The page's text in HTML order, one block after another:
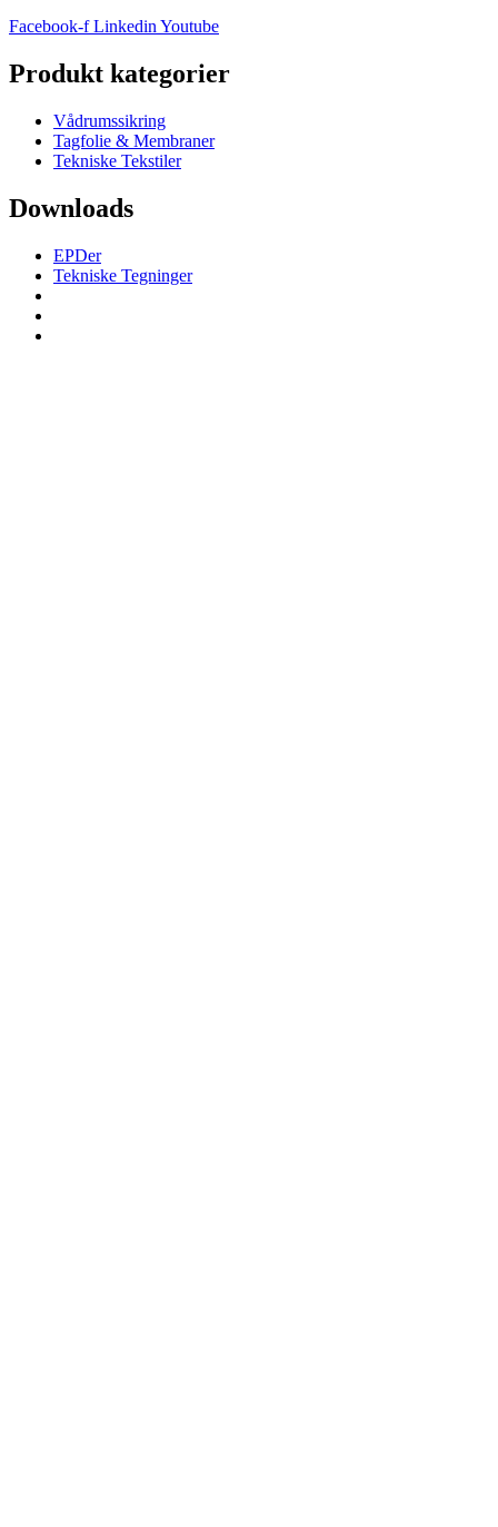
Facebook-f Linkedin Youtube
Produkt kategorier
Vådrumssikring
Tagfolie & Membraner
Tekniske Tekstiler
Downloads
EPDer
Tekniske Tegninger